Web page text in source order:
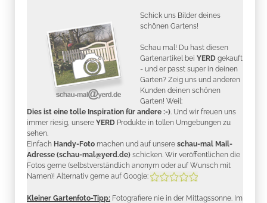
Schick uns Bilder deines
schönen Gartens!
Schau mal! Du hast diesen
Gartenartikel bei YERD gekauft
- und er passt super in deinen
Garten? Zeig uns und anderen
Kunden deinen schönen
Garten! Weil:
Dies ist eine tolle Inspiration für andere :-) . Und wir freuen uns
immer riesig, unsere YERD Produkte in tollen Umgebungen zu
sehen.
Einfach Handy-Foto machen und auf unsere schau-mal Mail-
Adresse (schau-mal@yerd.de) schicken. Wir veröffentlichen die
Fotos gerne (selbstverständlich anonym oder auf Wunsch mit
Namen)! Alternativ gerne auf Google:
Kleiner Gartenfoto-Tipp: Fotografiere nie in der Mittagssonne. Im